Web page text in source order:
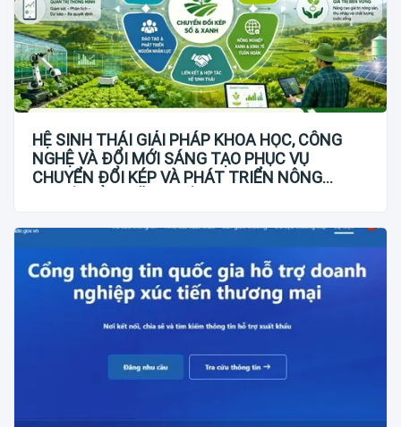
HỆ SINH THÁI GIẢI PHÁP KHOA HỌC, CÔNG
NGHỆ VÀ ĐỔI MỚI SÁNG TẠO PHỤC VỤ
CHUYỂN ĐỔI KÉP VÀ PHÁT TRIỂN NÔNG